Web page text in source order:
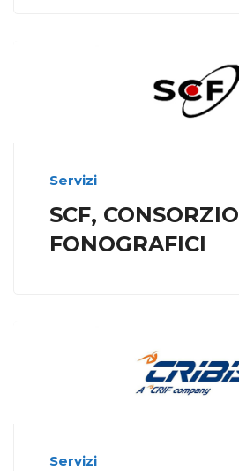
Servizi
SCF, CONSORZIO
FONOGRAFICI
Servizi